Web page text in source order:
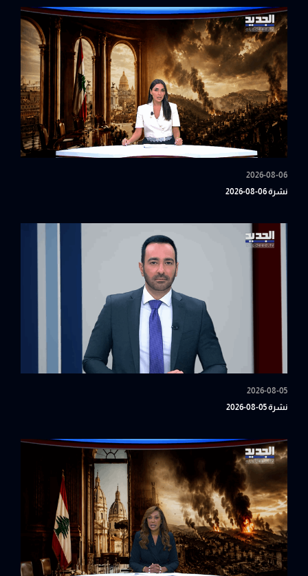
2026-08-06
نشرة 06-08-2026
2026-08-05
نشرة 05-08-2026